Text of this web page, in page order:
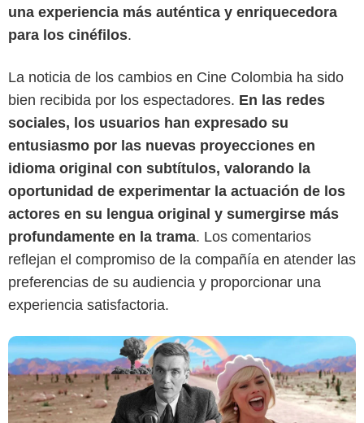
una experiencia más auténtica y enriquecedora
para los cinéfilos.
La noticia de los cambios en Cine Colombia ha sido
bien recibida por los espectadores. En las redes
sociales, los usuarios han expresado su
entusiasmo por las nuevas proyecciones en
idioma original con subtítulos, valorando la
oportunidad de experimentar la actuación de los
actores en su lengua original y sumergirse más
profundamente en la trama. Los comentarios
reflejan el compromiso de la compañía en atender las
preferencias de su audiencia y proporcionar una
experiencia satisfactoria.
SensaCine.